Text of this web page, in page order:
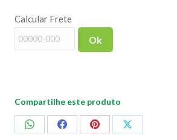
Calcular Frete
Ok
Compartilhe este produto
CompartilharCompartilharCompartilharCompartilhar